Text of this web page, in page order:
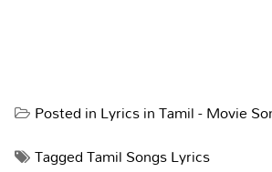
Posted inLyrics in Tamil - Movie
TaggedTamil Songs Lyrics